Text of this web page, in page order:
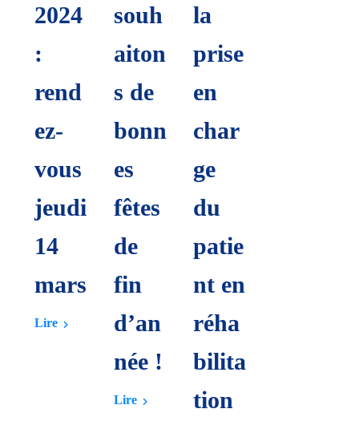
2024
:
rend
ez-
vous
jeudi
14
mars
Lire
souh
aiton
s de
bonn
es
fêtes
de
fin
d’an
née !
Lire
la
prise
en
char
ge
du
patie
nt en
réha
bilita
tion